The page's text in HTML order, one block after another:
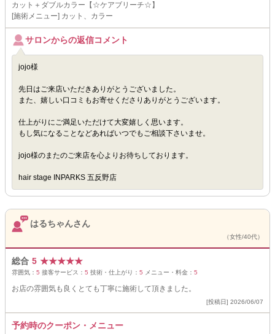
カット＋ダブルカラー【☆ケアブリーチ☆】
[施術メニュー] カット、カラー
サロンからの返信コメント
jojo様
先日はご来店いただきありがとうございました。
また、嬉しい口コミもお寄せくださりありがとうございます。
仕上がりにご満足いただけて大変嬉しく思います。
もし気になることなどあればいつでもご相談下さいませ。
jojo様のまたのご来店を心よりお待ちしております。
hair stage INPARKS 五反野店
はるちゃんさん
（女性/40代）
総合 5 ★★★★★
雰囲気： 5 接客サービス： 5 技術・仕上がり： 5 メニュー・料金： 5
お店の雰囲気も良くとても丁寧に施術して頂きました。
[投稿日] 2026/06/07
予約時のクーポン・メニュー